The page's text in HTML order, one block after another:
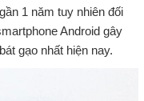
1 năm tuy nhiên đối
Android gây
gạo nhất hiện nay.